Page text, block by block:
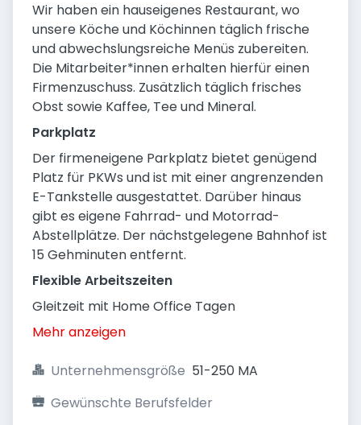
Wir haben ein hauseigenes Restaurant, wo
unsere Köche und Köchinnen täglich frische
und abwechslungsreiche Menüs zubereiten.
Die Mitarbeiter*innen erhalten hierfür einen
Firmenzuschuss. Zusätzlich täglich frisches
Obst sowie Kaffee, Tee und Mineral.
Parkplatz
Der firmeneigene Parkplatz bietet genügend
Platz für PKWs und ist mit einer angrenzenden
E-Tankstelle ausgestattet. Darüber hinaus
gibt es eigene Fahrrad- und Motorrad-
Abstellplätze. Der nächstgelegene Bahnhof ist
15 Gehminuten entfernt.
Flexible Arbeitszeiten
Gleitzeit mit Home Office Tagen
Mehr anzeigen
Unternehmensgröße 51-250 MA
Gewünschte Berufsfelder